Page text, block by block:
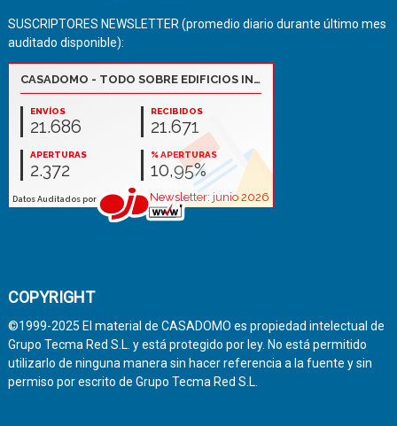
SUSCRIPTORES NEWSLETTER (promedio diario durante último mes
auditado disponible):
COPYRIGHT
©1999-2025 El material de CASADOMO es propiedad intelectual de
Grupo Tecma Red S.L. y está protegido por ley. No está permitido
utilizarlo de ninguna manera sin hacer referencia a la fuente y sin
permiso por escrito de Grupo Tecma Red S.L.